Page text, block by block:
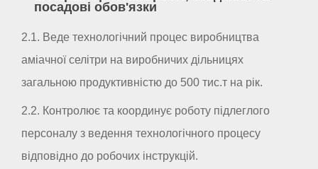
посадові обов'язки
2.1. Веде технологічний процес виробництва
аміачної селітри на виробничих дільницях
загальною продуктивністю до 500 тис.т на рік.
2.2. Контролює та координує роботу підлеглого
персоналу з ведення технологічного процесу
відповідно до робочих інструкцій.